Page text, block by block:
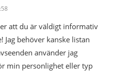
att du är väldigt informativ
Jag behöver kanske listan
använder jag
min personlighet eller typ